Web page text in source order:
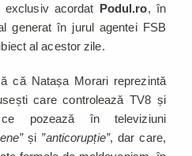
exclusiv acordat Podul.ro, în
generat în jurul agentei FSB
al acestor zile.
că Natașa Morari reprezintă
care controlează TV8 și
pozează în televiziuni
și ”anticorupție”, dar care,